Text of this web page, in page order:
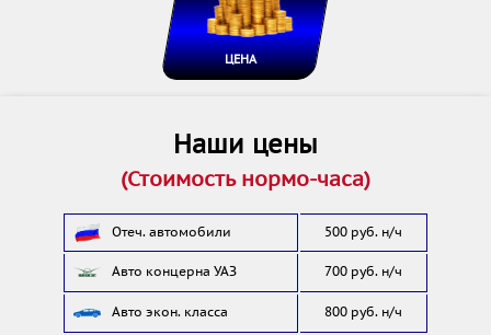
ЦЕНА
Наши цены
(Стоимость нормо-часа)
Отеч. автомобили 500 руб. н/ч
Авто концерна УАЗ 700 руб. н/ч
Авто экон. класса 800 руб. н/ч